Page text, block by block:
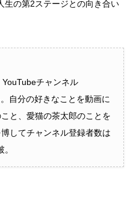
生の第2ステージとの向き合い
チャンネル
自分の好きなことを動画に
と、愛猫の茶太郎のことを
してチャンネル登録者数は